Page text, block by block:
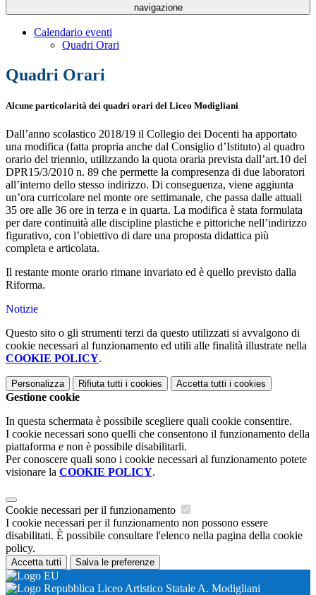
navigazione
Calendario eventi
Quadri Orari
Quadri Orari
Alcune particolarità dei quadri orari del Liceo Modigliani
Dall’anno scolastico 2018/19 il Collegio dei Docenti ha apportato
una modifica (fatta propria anche dal Consiglio d’Istituto) al quadro
orario del triennio, utilizzando la quota oraria prevista dall’art.10 del
DPR15/3/2010 n. 89 che permette la compresenza di due laboratori
all’interno dello stesso indirizzo. Di conseguenza, viene aggiunta
un’ora curricolare nel monte ore settimanale, che passa dalle attuali
35 ore alle 36 ore in terza e in quarta. La modifica è stata formulata
per dare continuità alle discipline plastiche e pittoriche nell’indirizzo
figurativo, con l’obiettivo di dare una proposta didattica più
completa e articolata.
Il restante monte orario rimane invariato ed è quello previsto dalla
Riforma.
Notizie
Questo sito o gli strumenti terzi da questo utilizzati si avvalgono di
cookie necessari al funzionamento ed utili alle finalità illustrate nella
COOKIE POLICY.
Personalizza Rifiuta tutti i cookies Accetta tutti i cookies
Gestione cookie
In questa schermata è possibile scegliere quali cookie consentire.
I cookie necessari sono quelli che consentono il funzionamento della
piattaforma e non è possibile disabilitarli.
Per conoscere quali sono i cookie necessari al funzionamento potete
visionare la COOKIE POLICY.
Cookie necessari per il funzionamento
I cookie necessari per il funzionamento non possono essere
disabilitati. È possibile consultare l'elenco nella pagina della cookie
policy.
Accetta tutti Salva le preferenze
Liceo Artistico Statale A. Modigliani